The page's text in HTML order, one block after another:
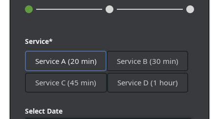
Service*
Service A (20 min) Service B (30 min)
Service C (45 min) Service D (1 hour)
Select Date